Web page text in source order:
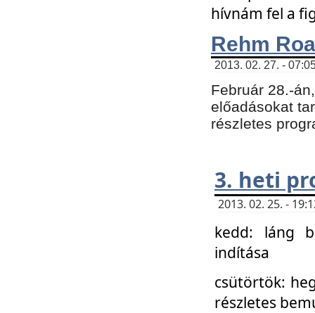
hívnám fel a
Rehm
2013. 02. 27. -
Február 28.-
előadásokat
részletes
3. heti
2013. 02. 25. -
kedd: láng
indítása
csütörtök:
részletes